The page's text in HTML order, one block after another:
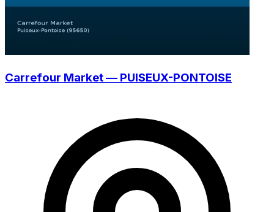
Carrefour Market — PUISEUX-PONTOISE